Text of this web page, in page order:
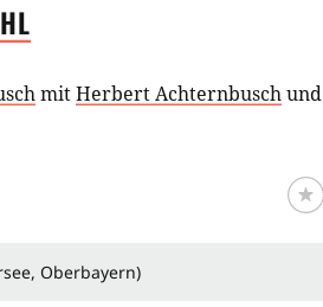
mitHerbert Achternbuschund
Oberbayern)